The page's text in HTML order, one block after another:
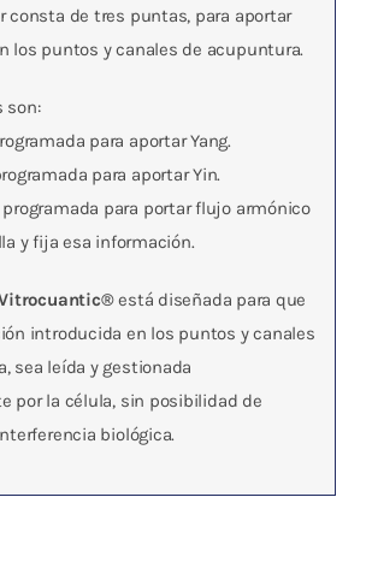
consta de tres puntas, para aportar
los puntos y canales de acupuntura.
son:
para aportar Yang.
para aportar Yin.
para portar flujo armónico
y fija esa información.
está diseñada para que
introducida en los puntos y canales
sea leída y gestionada
por la célula, sin posibilidad de
biológica.